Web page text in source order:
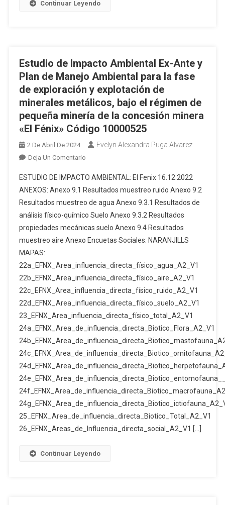
102212)
LAS
Y
BENEFICIO
SIMULTÁNEAS
DE
MINERALES
METÁLICOS
BAJO
EL
PEQUEÑA
MINERÍA,
DEL
ÁREA
MINERA
COLORADO
3363.1)
Continuar Leyendo
Estudio de Impacto Ambiental Ex-Ante y
Plan de Manejo Ambiental para la fase
de exploración y explotación de
minerales metálicos, bajo el régimen de
pequeña minería de la concesión minera
«El Fénix» Código 10000525
2 De Abril De 2024 Evelyn Alexandra Puga Alvarez
Deja Un ComentarioEn
De
Impacto
Ambiental
Ex-
Ante
Y
La
Fase
De
Exploración
Y
Explotación
De
Minerales
Metálicos,
Bajo
Régimen
Pequeña
ESTUDIO DE IMPACTO AMBIENTAL: El Fenix 16.12.2022
ANEXOS: Anexo 9.1 Resultados muestreo ruido Anexo 9.2
Resultados muestreo de agua Anexo 9.3.1 Resultados de
análisis físico-químico Suelo Anexo 9.3.2 Resultados
propiedades mecánicas suelo Anexo 9.4 Resultados
muestreo aire Anexo Encuetas Sociales: NARANJILLS
MAPAS:
22a_EFNX_Area_influencia_directa_físico_agua_A2_V1
22b_EFNX_Area_influencia_directa_físico_aire_A2_V1
22c_EFNX_Area_influencia_directa_físico_ruido_A2_V1
22d_EFNX_Area_influencia_directa_físico_suelo_A2_V1
23_EFNX_Area_influencia_directa_físico_total_A2_V1
24a_EFNX_Area_de_influencia_directa_Biotico_Flora_A2_V1
25_EFNX_Area_de_influencia_directa_Biotico_Total_A2_V1
26_EFNX_Areas_de_Influencia_directa_social_A2_V1 […]
Continuar Leyendo